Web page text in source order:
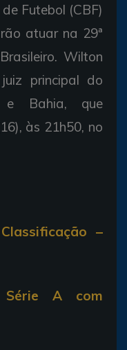
Futebol (CBF)
atuar na 29ª
Wilton
principal do
e Bahia, que
às 21h50, no
–
A com